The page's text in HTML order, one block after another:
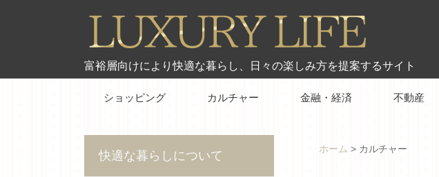
富裕層向けにより快適な暮らし、日々の楽しみ方を提案するサイト
ショッピング カルチャー 金融・経済 不動産
ホーム > カルチャー
快適な暮らしについて